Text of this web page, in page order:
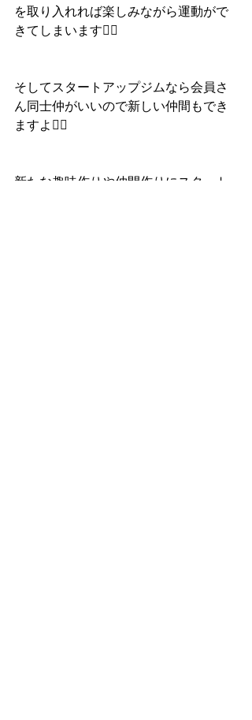
を取り入れれば楽しみながら運動がで
きてしまいます✌🏻
そしてスタートアップジムなら会員さ
ん同士仲がいいので新しい仲間もでき
ますよ👍🏻
新たな趣味作りや仲間作りにスタート